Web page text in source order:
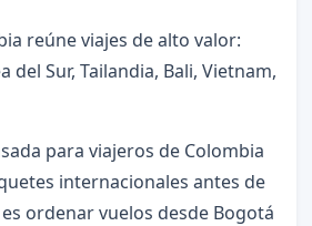
reúne viajes de alto valor:
del Sur, Tailandia, Bali, Vietnam,
para viajeros de Colombia
internacionales antes de
ordenar vuelos desde Bogotá